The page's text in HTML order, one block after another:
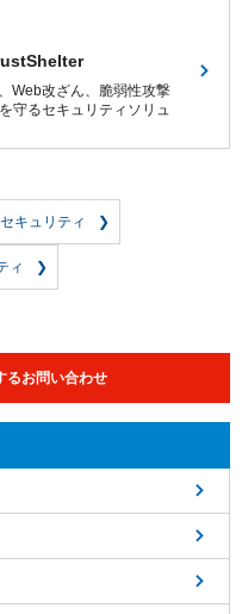
Web改ざん、脆弱性攻撃
守るセキュリティソリュ
キュリティ
ィ
るお問い合わせ